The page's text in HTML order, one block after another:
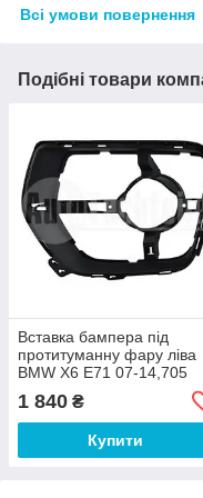
Всі умови повернення
Подібні товари
Вставка бампера під
протитуманну фару ліва
BMW X6 E71 07-14,705
1 840 ₴
Купити